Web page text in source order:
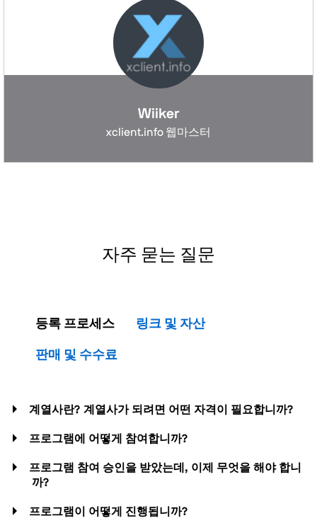
Wiiker
xclient.info 웹마스터
자주 묻는 질문
등록 프로세스 링크 및 자산
판매 및 수수료
계열사란? 계열사가 되려면 어떤 자격이 필요합니까?
프로그램에 어떻게 참여합니까?
프로그램 참여 승인을 받았는데, 이제 무엇을 해야 합니
까?
프로그램이 어떻게 진행됩니까?